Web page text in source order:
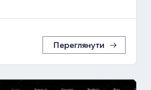
Переглянути